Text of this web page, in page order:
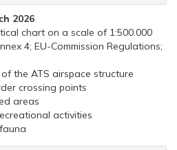
2026
chart on a scale of 1:500.000
4; EU-Commission Regulations;
the ATS airspace structure
crossing points
areas
activities